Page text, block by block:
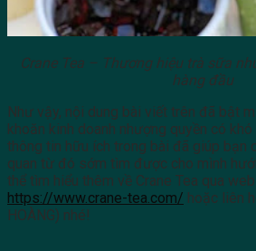
Crane Tea – Thương hiệu trà sữa
hàng đầu
Như vậy, nội dung bài viết trên đã bật
khoăn kinh doanh nhượng quyền có
thông tin hữu ích trong bài đã giúp bạn
quan từ đó sớm tìm được cho mình
thể tìm hiểu thêm về Crane Tea qua
https://www.crane-tea.com/ hoặc liên
HOÀNG) nhé!